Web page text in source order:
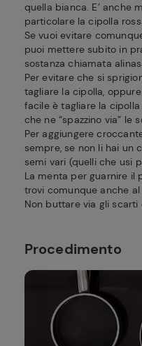
quella bianca. E’ anche
particolare la cipolla
Se vuoi evitare
puoi mettere subito in
sostanza chiamata
Per evitare che si
tagliare la cipolla,
facile è tagliare la
che ne “spazzino via” le
Per aggiungere
sempre, se non li hai un
semi vari (quelli che usi
La menta per guarnire il
trovi comunque anche
Non buttare via gli
Procedimento